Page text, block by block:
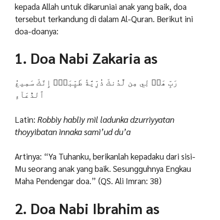
kepada Allah untuk dikaruniai anak yang baik, doa
tersebut terkandung di dalam Al-Quran. Berikut ini
doa-doanya:
1. Doa Nabi Zakaria as
رَبِّ هَبۡ لِي مِن لَّدُنكَ ذُرِّيَّةٗ طَيِّبَةًۖ إِنَّكَ سَمِيعُ
ٱلدُّعَآءِ
Latin: Robbìy hablìy mìl ladunka dzurrìyyatan
thoyyìbatan ìnnaka samì’ud du’a
Artinya: “Ya Tuhanku, berikanlah kepadaku dari sisi-
Mu seorang anak yang baik. Sesungguhnya Engkau
Maha Pendengar doa.” (QS. Ali Imran: 38)
2. Doa Nabi Ibrahim as